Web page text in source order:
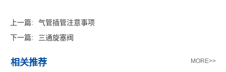
上一篇:
气管插管注意事项
下一篇:
三通旋塞阀
相关推荐 MORE>>